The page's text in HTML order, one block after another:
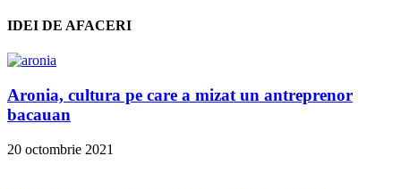
IDEI DE AFACERI
Aronia, cultura pe care a mizat un antreprenor
bacauan
20 octombrie 2021